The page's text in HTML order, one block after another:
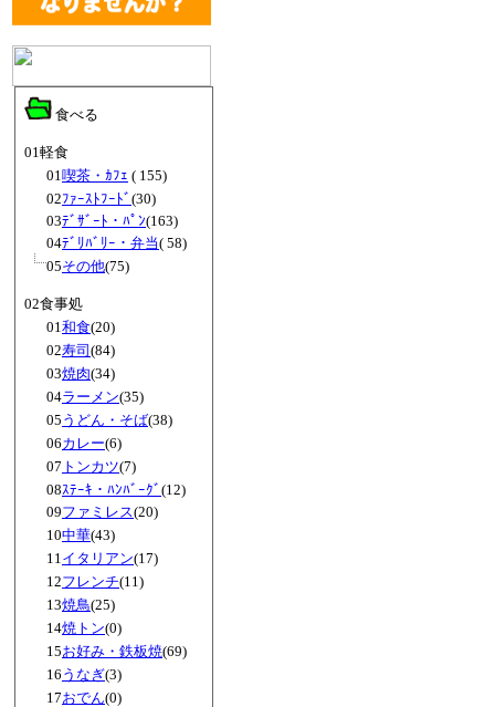
食べる
01軽食
01 喫茶・ｶﾌｪ ( 155)
02ﾌｧｰｽﾄﾌｰﾄﾞ (30)
03ﾃﾞｻﾞｰﾄ・ﾊﾟﾝ(163)
04ﾃﾞﾘﾊﾞﾘｰ・弁当( 58)
05その他(75)
02食事処
01 和食(20)
02寿司(84)
03焼肉(34)
04ラーメン(35)
05 うどん・そば(38)
06カレー(6)
07 トンカツ(7)
08ｽﾃｰｷ・ﾊﾝﾊﾞｰｸﾞ (12)
09ファミレス(20)
10中華(43)
11 イタリアン(17)
12フレンチ(11)
13焼鳥(25)
14焼トン(0)
15お好み・鉄板焼(69)
16 うなぎ(3)
17おでん(0)